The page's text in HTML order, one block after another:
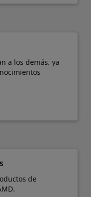
a los demás, ya
de